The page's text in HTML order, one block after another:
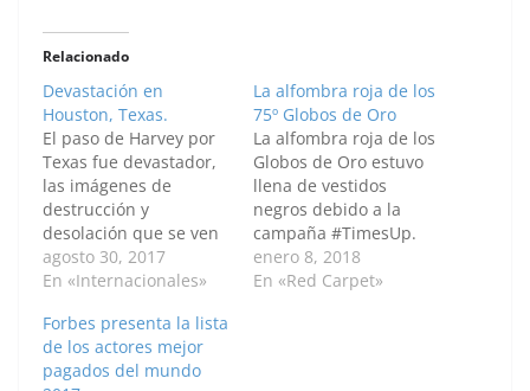
Relacionado
Devastación en
Houston, Texas.
El paso de Harvey por
Texas fue devastador,
las imágenes de
destrucción y
desolación que se ven
en Texas son
dramáticas. Sacan del
con seis miembros de
la familia Saldivar que
murieron al estrellarse
agosto 30, 2017
En «Internacionales»
La alfombra roja de los
75º Globos de Oro
La alfombra roja de los
Globos de Oro estuvo
llena de vestidos
negros debido a la
campaña #TimesUp.
Los invitamos a ver a
todas las celebridades
enero 8, 2018
En «Red Carpet»
Forbes presenta la lista
de los actores mejor
pagados del mundo